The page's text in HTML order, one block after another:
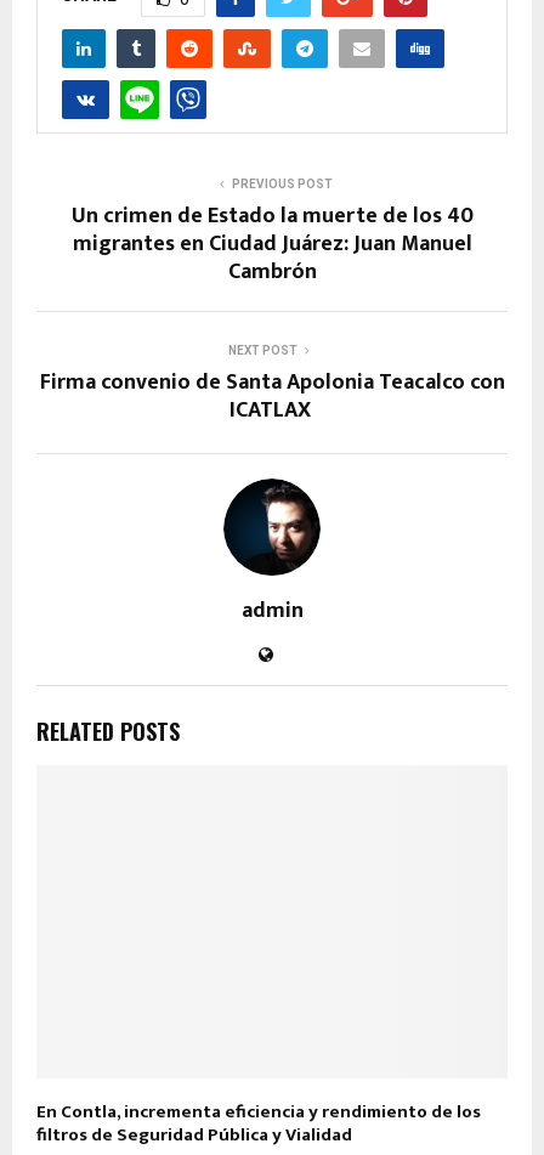
PREVIOUS POST
Un crimen de Estado la muerte de los 40
migrantes en Ciudad Juárez: Juan Manuel
Cambrón
NEXT POST
Firma convenio de Santa Apolonia Teacalco con
ICATLAX
admin
RELATED POSTS
En Contla, incrementa eficiencia y rendimiento de los
filtros de Seguridad Pública y Vialidad